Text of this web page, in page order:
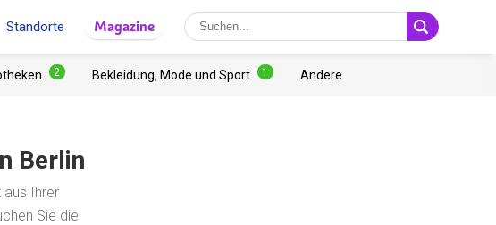
Standorte Magazine
2 Bekleidung, Mode und Sport 1 Andere
Berlin
aus Ihrer
Sie die